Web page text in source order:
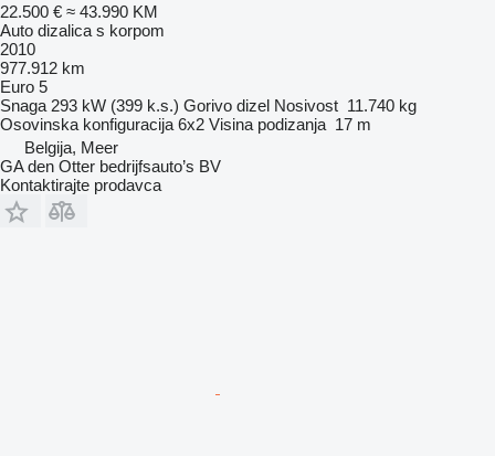
22.500 € ≈ 43.990 KM
Auto dizalica s korpom
2010
977.912 km
Euro 5
Snaga 293 kW (399 k.s.) Gorivo dizel Nosivost 11.740 kg
Osovinska konfiguracija 6x2 Visina podizanja 17 m
Belgija, Meer
GA den Otter bedrijfsauto’s BV
Kontaktirajte prodavca